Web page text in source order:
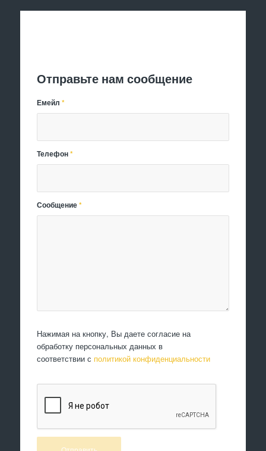
Отправьте нам сообщение
Емейл*
Телефон*
Сообщение*
Нажимая на кнопку, Вы даете согласие на
обработку персональных данных в
соответствии с политикой конфиденциальности